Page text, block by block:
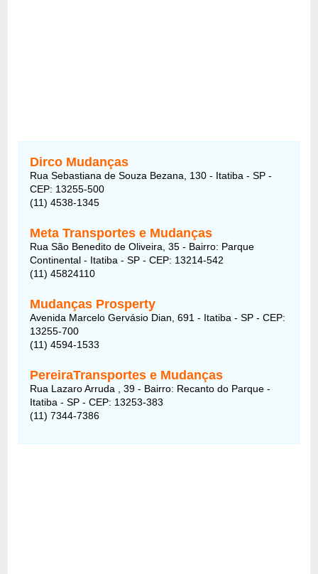
Dirco Mudanças
Rua Sebastiana de Souza Bezana, 130 - Itatiba - SP -
CEP: 13255-500
(11) 4538-1345
Meta Transportes e Mudanças
Rua São Benedito de Oliveira, 35 - Bairro: Parque
Continental - Itatiba - SP - CEP: 13214-542
(11) 45824110
Mudanças Prosperty
Avenida Marcelo Gervásio Dian, 691 - Itatiba - SP - CEP:
13255-700
(11) 4594-1533
PereiraTransportes e Mudanças
Rua Lazaro Arruda , 39 - Bairro: Recanto do Parque -
Itatiba - SP - CEP: 13253-383
(11) 7344-7386